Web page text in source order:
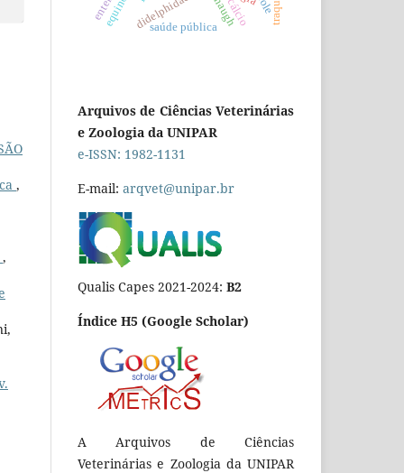
,
,
didelphidae
saúde pública cálcio
Arquivos de Ciências Veterinárias
e Zoologia da UNIPAR
e-ISSN: 1982-1131
E-mail: arqvet@unipar.br
Qualis Capes 2021-2024: B2
Índice H5 (Google Scholar)
A Arquivos de Ciências
Veterinárias e Zoologia da UNIPAR